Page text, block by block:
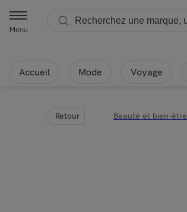
Menu
Accueil Mode Voyage
Retour Beauté et bien-être